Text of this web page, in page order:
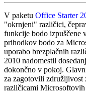
V paketu Office Starter
"okrnjeni" različici,
funkcije bodo izpuščene
prihodkov bodo za
uporabo brezplačnih
2010 nadomestil
dokončno v pokoj.
za zagotovili združljivost
različicami Microsoftovih